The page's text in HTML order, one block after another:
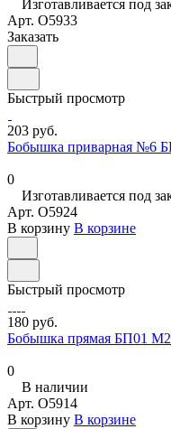
Изготавливается под
Арт. O5933
Заказать
Быстрый просмотр
203 руб.
Бобышка приварная №6
0
Изготавливается под
Арт. O5924
В корзину В корзине
Быстрый просмотр
180 руб.
Бобышка прямая БП01
0
В наличии
Арт. O5914
В корзину В корзине